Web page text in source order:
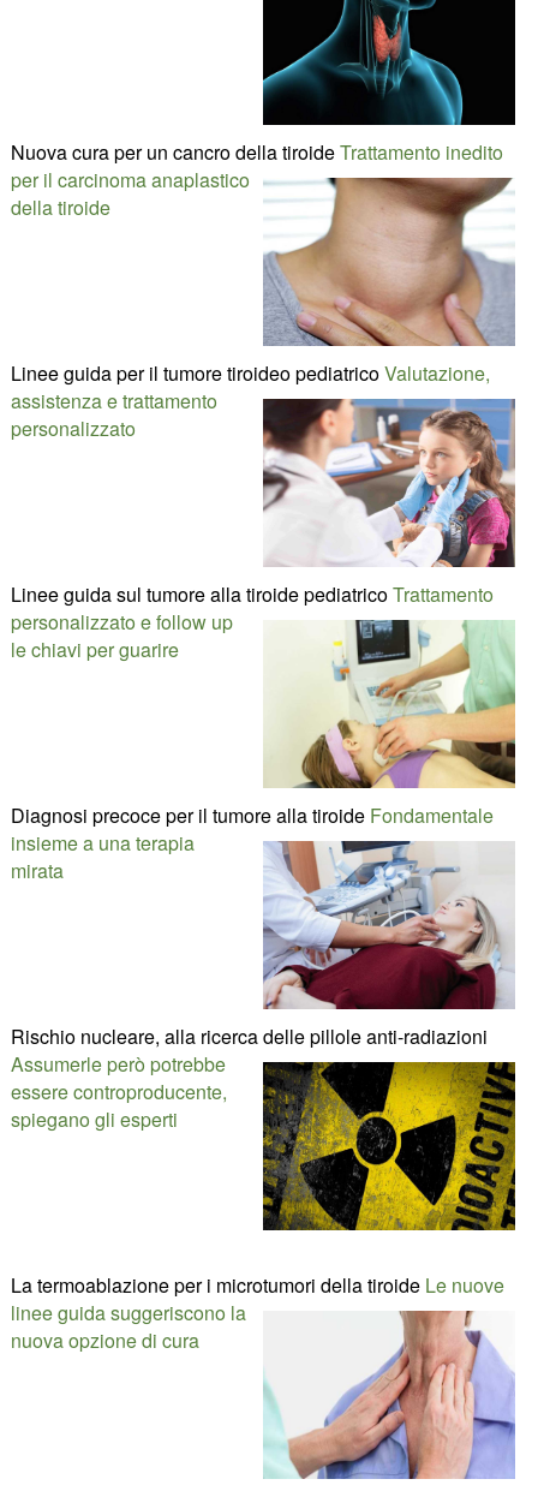
Nuova cura per un cancro della tiroideTrattamento inedito
per il carcinoma anaplastico
della tiroide
Linee guida per il tumore tiroideo pediatricoValutazione,
assistenza e trattamento
personalizzato
Linee guida sul tumore alla tiroide pediatricoTrattamento
personalizzato e follow up
le chiavi per guarire
Diagnosi precoce per il tumore alla tiroide Fondamentale
insieme a una terapia
mirata
Rischio nucleare, alla ricerca delle pillole anti-radiazioni
Assumerle però potrebbe
essere controproducente,
spiegano gli esperti
La termoablazione per i microtumori della tiroide Le nuove
linee guida suggeriscono la
nuova opzione di cura